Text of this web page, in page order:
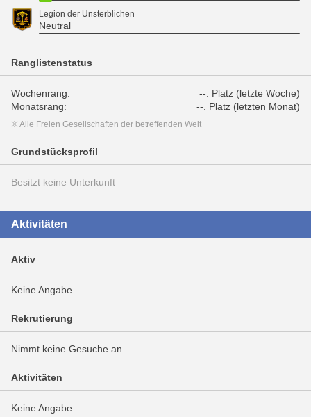
Legion der Unsterblichen
Neutral
Ranglistenstatus
Wochenrang:
--. Platz (letzte Woche)
Monatsrang:
--. Platz (letzten Monat)
※ Alle Freien Gesellschaften der betreffenden Welt
Grundstücksprofil
Besitzt keine Unterkunft
Aktivitäten
Aktiv
Keine Angabe
Rekrutierung
Nimmt keine Gesuche an
Aktivitäten
Keine Angabe